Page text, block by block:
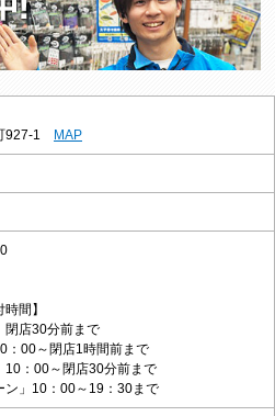
927-1 MAP
間】
閉店30分前まで
：00～閉店1時間前まで
10：00～閉店30分前まで
ン」10：00～19：30まで